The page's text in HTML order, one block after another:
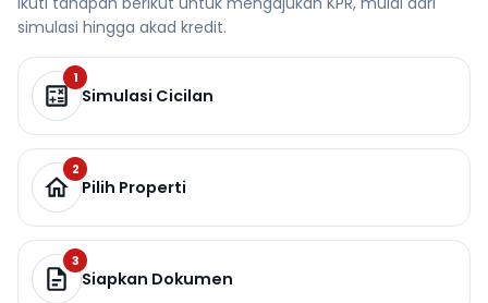
simulasi hingga akad kredit.
1
Simulasi Cicilan
2
Pilih Properti
3
Siapkan Dokumen